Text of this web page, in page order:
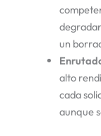
un
alto
cada
aunque